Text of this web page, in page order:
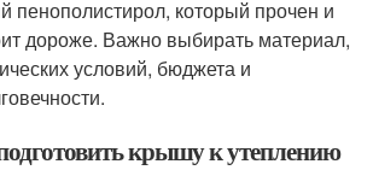
пенополистирол, который прочен и
дороже. Важно выбирать материал,
условий, бюджета и
крышу к утеплению